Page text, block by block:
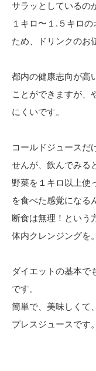
サラッとしているの
１キロ〜１.５キロ
ため、ドリンクのお
都内の健康志向が高
ことができますが、
にくいです。
コールドジュースだ
せんが、飲んでみる
野菜を１キロ以上使
を食べた感覚になる
断食は無理！という
体内クレンジングを。
ダイエットの基本で
です。
簡単で、美味しくて
プレスジュースです。